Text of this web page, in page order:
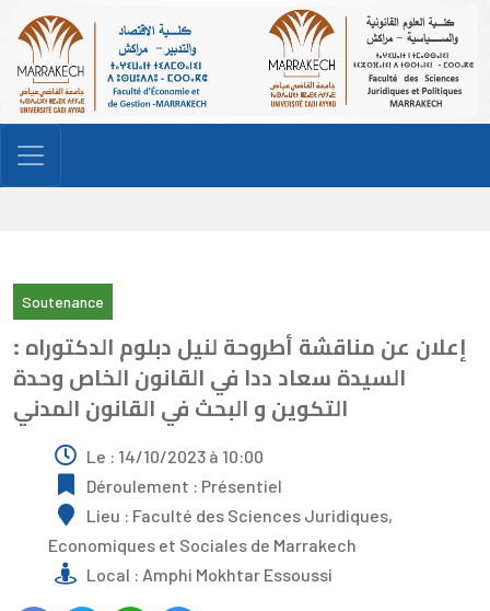
Soutenance
إعلان عن مناقشة أطروحة لنيل دبلوم الدكتوراه :
السيدة سعاد ددا في القانون الخاص وحدة
التكوين و البحث في القانون المدني
Le : 14/10/2023 à 10:00
Déroulement : Présentiel
Lieu : Faculté des Sciences Juridiques,
Economiques et Sociales de Marrakech
Local : Amphi Mokhtar Essoussi